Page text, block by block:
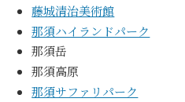
藤城清治美術館
那須ハイランドパーク
那須岳
那須高原
那須サファリパーク